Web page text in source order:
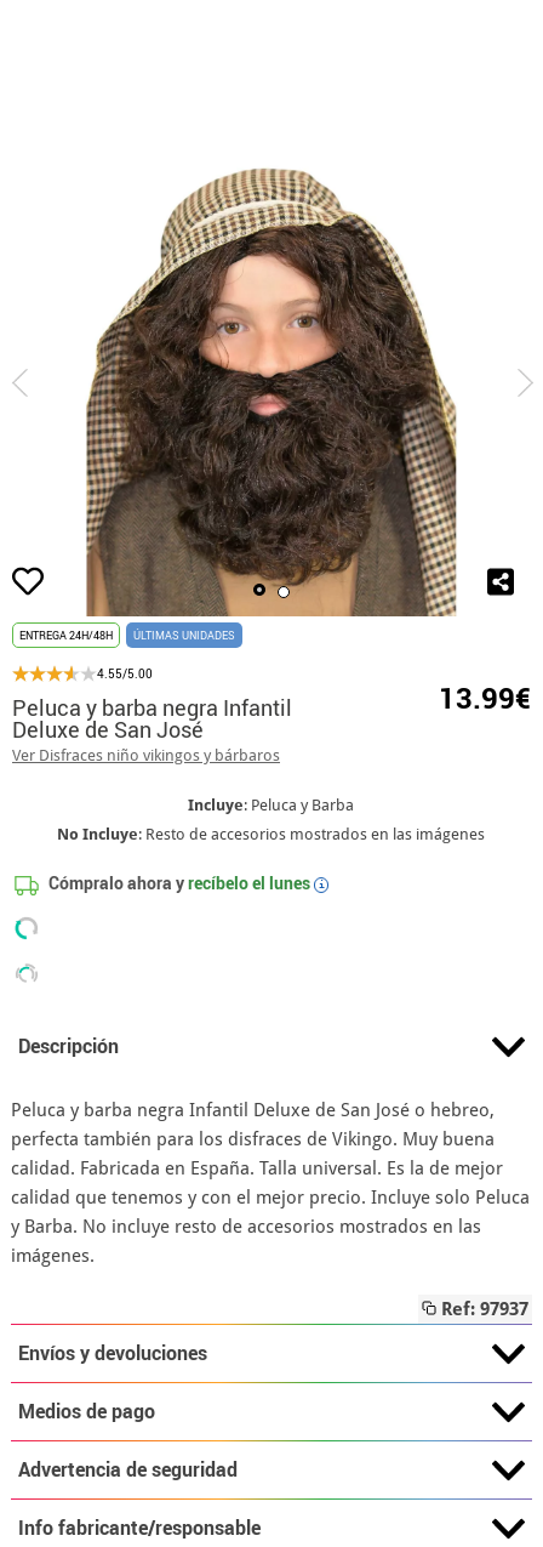
ENTREGA 24H/48H ÚLTIMAS UNIDADES
4.55/5.00
Peluca y barba negra Infantil
Deluxe de San José
Ver Disfraces niño vikingos y bárbaros
13.99€
Incluye: Peluca y Barba
No Incluye: Resto de accesorios mostrados en las imágenes
Cómpralo ahora yrecíbelo el lunes i
Descripción
Peluca y barba negra Infantil Deluxe de San José o hebreo,
perfecta también para los disfraces de Vikingo. Muy buena
calidad. Fabricada en España. Talla universal. Es la de mejor
calidad que tenemos y con el mejor precio. Incluye solo Peluca
y Barba. No incluye resto de accesorios mostrados en las
imágenes.
Ref: 97937
Envíos y devoluciones
Medios de pago
Advertencia de seguridad
Info fabricante/responsable